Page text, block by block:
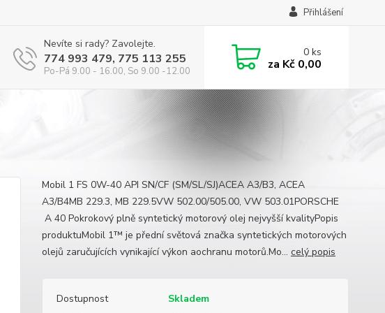
Přihlášení
Nevíte si rady? Zavolejte.
774 993 479, 775 113 255
Po-Pá 9.00 - 16.00, So 9.00 -12.00
0ks
za Kč 0,00
Mobil 1 FS 0W-40 API SN/CF (SM/SL/SJ)ACEA A3/B3, ACEA
A3/B4MB 229.3, MB 229.5VW 502.00/505.00, VW 503.01PORSCHE
A 40 Pokrokový plně syntetický motorový olej nejvyšší kvalityPopis
produktuMobil 1™ je přední světová značka syntetických motorových
olejů zaručujících vynikající výkon aochranu motorů.Mo... celý popis
Dostupnost
Skladem